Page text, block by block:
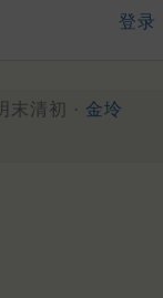
登录
末清初 · 金坽